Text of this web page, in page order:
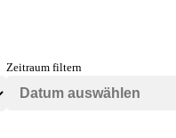
Zeitraum filtern